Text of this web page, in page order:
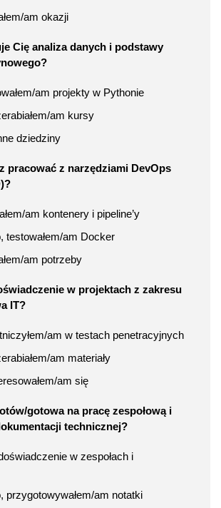
am okazji
Cię analiza danych i podstawy
am projekty w Pythonie
am kursy
dziedziny
pracować z narzędziami DevOps
am kontenery i pipeline’y
testowałem/am Docker
am potrzeby
w projektach z zakresu
IT?
am w testach penetracyjnych
am materiały
am się
gotowa na pracę zespołową i
technicznej?
w zespołach i
przygotowywałem/am notatki